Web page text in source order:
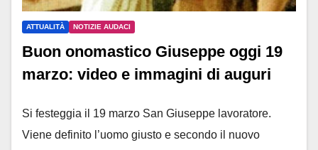
ATTUALITÀ NOTIZIE AUDACI
Buon onomastico Giuseppe oggi 19
marzo: video e immagini di auguri
Si festeggia il 19 marzo San Giuseppe lavoratore.
Viene definito l’uomo giusto e secondo il nuovo